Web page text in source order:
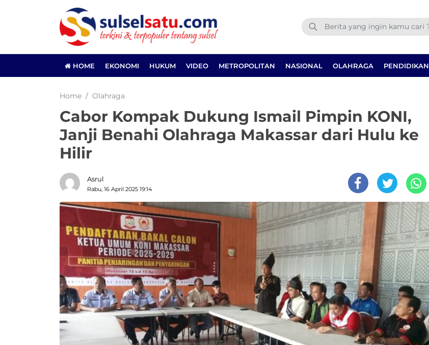
HOME EKONOMI HUKUM VIDEO METROPOLITAN NASIONAL OLAHRAGA PENDIDIKAN
Home Olahraga
Cabor Kompak Dukung Ismail Pimpin KONI,
Janji Benahi Olahraga Makassar dari Hulu ke
Hilir
Asrul
Rabu, 16 April 2025 19:14